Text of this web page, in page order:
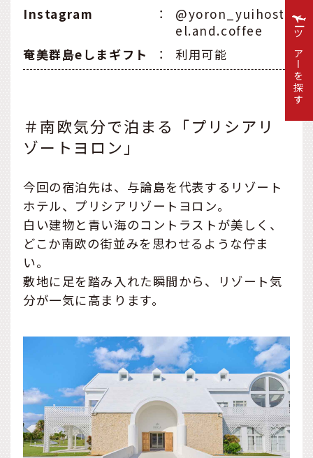
Instagram ：
@yoron_yuihost
el.and.coffee
奄美群島eしまギフト
： 利用可能
＃南欧気分で泊まる「プリシアリ
ゾートヨロン」
今回の宿泊先は、与論島を代表するリゾート
ホテル、プリシアリゾートヨロン。
白い建物と青い海のコントラストが美しく、
どこか南欧の街並みを思わせるような佇ま
い。
敷地に足を踏み入れた瞬間から、リゾート気
分が一気に高まります。
ツアーを探す